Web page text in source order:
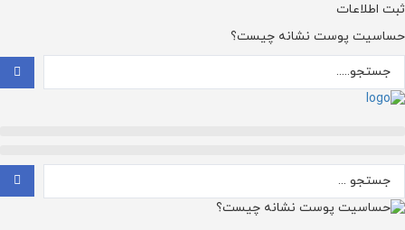
ثبت اطلاعات
حساسیت پوست نشانه چیست؟